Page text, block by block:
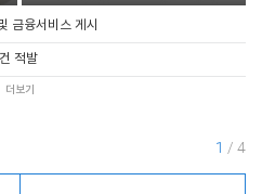
금융서비스 게시
적발
더보기
1 / 4